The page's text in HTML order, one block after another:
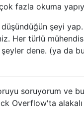
fazla okuma
düşündüğün şeyi
Her türlü
dene. (ya da
soruyorum ve
Overflow'ta